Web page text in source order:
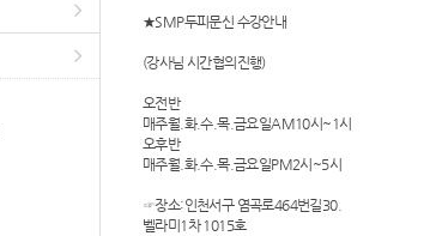
★SMP두피문신 수강안내
(강사님 시간협의진행)
오전반
매주월.화.수.목.금요일AM10시~1시
오후반
매주월.화.수.목.금요일PM2시~5시
☞장소:인천서구 염곡로464번길30.
벨라미1차 1015호